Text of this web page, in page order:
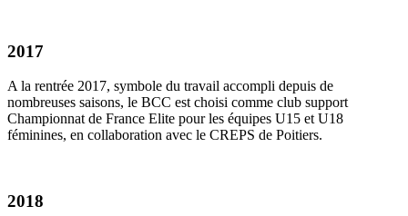
2017
A la rentrée 2017, symbole du travail accompli depuis de
nombreuses saisons, le BCC est choisi comme club support
Championnat de France Elite pour les équipes U15 et U18
féminines, en collaboration avec le CREPS de Poitiers.
2018